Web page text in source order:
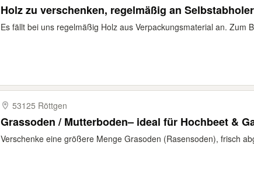
Holz zu verschenken, regelmäßig an Selbstabholer
Es fällt bei uns regelmäßig Holz aus Verpackungsmaterial an. Zum
53125 Röttgen
Grassoden / Mutterboden– ideal für Hochbeet &
Verschenke eine größere Menge Grasoden (Rasensoden), frisch